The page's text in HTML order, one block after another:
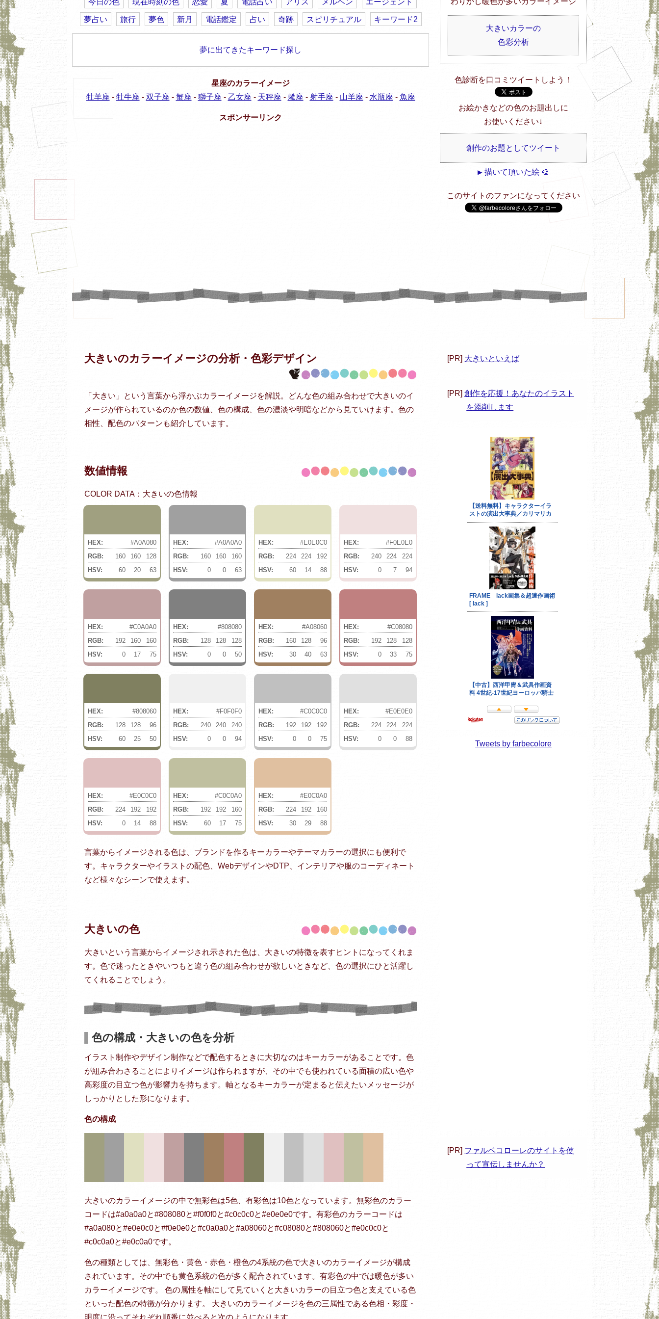
今日の色 現在時刻の色 恋愛 夏 電話占い アリス メルヘン エージェント
夢占い 旅行 夢色 新月 電話鑑定 占い 奇跡 スピリチュアル キーワード2
夢に出てきたキーワード探し
星座のカラーイメージ
牡羊座 - 牡牛座 - 双子座 - 蟹座 - 獅子座 - 乙女座 - 天秤座 - 蠍座 - 射手座 - 山羊座 - 水瓶座 - 魚座
スポンサーリンク
大きいカラーの
色彩分析
色診断を口コミツイートしよう！
お絵かきなどの色のお題出しに
お使いください↓
創作のお題としてツイート
▶ 描いて頂いた絵 🎨
このサイトのファンになってください
[PR] 大きいといえば
[PR] 創作を応援！あなたのイラスト
を添削します
Tweets by farbecolore
[PR] ファルベコローレのサイトを使
って宣伝しませんか？
大きいのカラーイメージの分析・ 色彩デザイン
「大きい」という言葉から浮かぶカラーイメージを解説。どんな色の組み合わせで大きいのイ
メージが作られているのか色の数値、色の構成、色の濃淡や明暗などから見ていけます。色の
相性、配色のパターンも紹介しています。
数値情報
COLOR DATA：大きいの色情報
HEX:
#A0A080
RGB:
160 160
128
HSV:
60 20 63
HEX:
#A0A0A0
RGB:
160 160
160
HSV:
0 0 63
HEX:
#E0E0C0
RGB:
224 224
192
HSV:
60 14 88
HEX:
#F0E0E0
RGB:
240 224
224
HSV:
0 7 94
HEX:
#C0A0A0
RGB:
192 160
160
HSV:
0 17 75
HEX:
#808080
RGB:
128 128
128
HSV:
0 0 50
HEX:
#A08060
RGB:
160 128
96
HSV:
30 40 63
HEX:
#C08080
RGB:
192 128
128
HSV:
0 33 75
HEX:
#808060
RGB:
128 128
96
HSV:
60 25 50
HEX:
#F0F0F0
RGB:
240 240
240
HSV:
0 0 94
HEX:
#C0C0C0
RGB:
192 192
192
HSV:
0 0 75
HEX:
#E0E0E0
RGB:
224 224
224
HSV:
0 0 88
HEX:
#E0C0C0
RGB:
224 192
192
HSV:
0 14 88
HEX:
#C0C0A0
RGB:
192 192
160
HSV:
60 17 75
HEX:
#E0C0A0
RGB:
224 192
160
HSV:
30 29 88
言葉からイメージされる色は、ブランドを作るキーカラーやテーマカラーの選択にも便利で
す。キャラクターやイラストの配色、WebデザインやDTP、インテリアや服のコーディネート
など様々なシーンで使えます。
大きいの色
大きいという言葉からイメージされ示された色は、大きいの特徴を表すヒントになってくれま
す。色で迷ったときやいつもと違う色の組み合わせが欲しいときなど、色の選択にひと活躍し
てくれることでしょう。
色の構成・大きいの色を分析
イラスト制作やデザイン制作などで配色するときに大切なのはキーカラーがあることです。色
が組み合わさることによりイメージは作られますが、その中でも使われている面積の広い色や
高彩度の目立つ色が影響力を持ちます。軸となるキーカラーが定まると伝えたいメッセージが
しっかりとした形になります。
色の構成
大きいのカラーイメージの中で無彩色は5色、有彩色は10色となっています。無彩色のカラー
コードは#a0a0a0と#808080と#f0f0f0と#c0c0c0と#e0e0e0です。有彩色のカラーコードは
#a0a080と#e0e0c0と#f0e0e0と#c0a0a0と#a08060と#c08080と#808060と#e0c0c0と
#c0c0a0と#e0c0a0です。
色の種類としては、無彩色・黄色・赤色・橙色の4系統の色で大きいのカラーイメージが構成
されています。その中でも黄色系統の色が多く配合されています。有彩色の中では暖色が多い
カラーイメージです。 色の属性を軸にして見ていくと大きいカラーの目立つ色と支えている色
といった配色の特徴が分かります。 大きいのカラーイメージを色の三属性である色相・彩度・
明度に沿ってそれぞれ順番に並べると次のようになります。